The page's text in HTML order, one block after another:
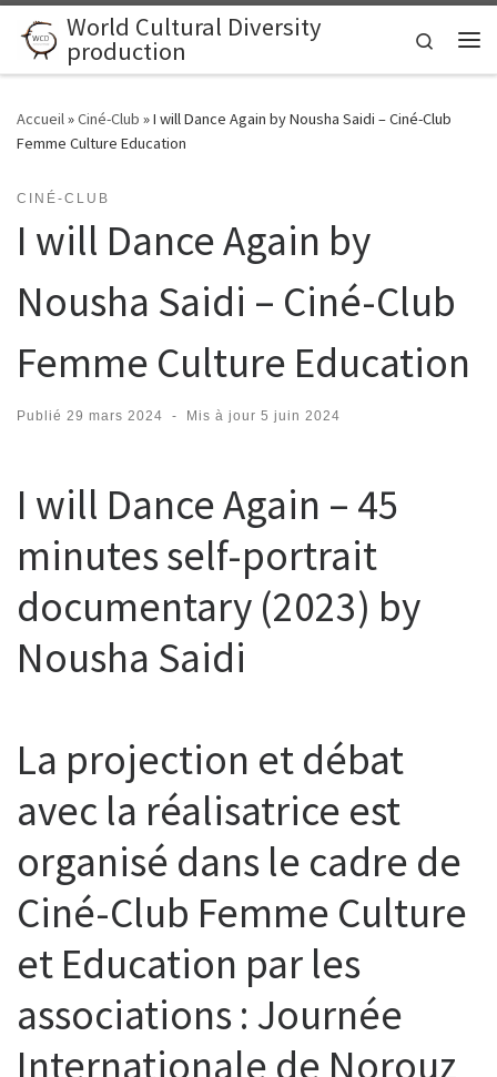
Skip to content
World Cultural Diversity
production
Search
Accueil»Ciné-Club »I will Dance Again by Nousha Saidi – Ciné-Club
Femme Culture Education
CINÉ-CLUB
I will Dance Again by
Nousha Saidi – Ciné-Club
Femme Culture Education
Publié 29 mars 2024 - Mis à jour 5 juin 2024
I will Dance Again – 45
minutes self-portrait
documentary (2023) by
Nousha Saidi
La projection et débat
avec la réalisatrice est
organisé dans le cadre de
Ciné-Club Femme Culture
et Education par les
associations : Journée
Internationale de Norouz